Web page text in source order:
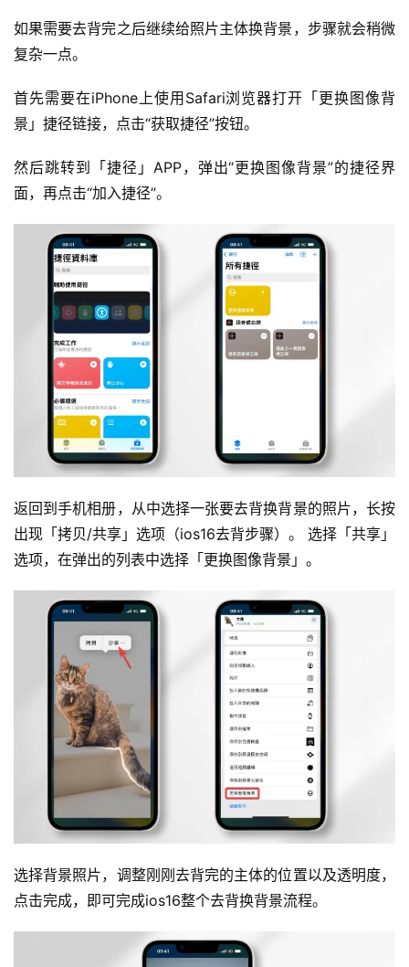
如果需要去背完之后继续给照片主体换背景，步骤就会稍微
复杂一点。
首先需要在iPhone上使用Safari浏览器打开「更换图像背
景」捷径链接，点击“获取捷径”按钮。
然后跳转到「捷径」APP，弹出“更换图像背景”的捷径界
面，再点击“加入捷径”。
返回到手机相册，从中选择一张要去背换背景的照片，长按
出现「拷贝/共享」选项（ios16去背步骤）。 选择「共享」
选项，在弹出的列表中选择「更换图像背景」。
选择背景照片，调整刚刚去背完的主体的位置以及透明度，
点击完成，即可完成ios16整个去背换背景流程。